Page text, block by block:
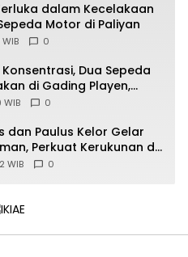
dalam Kecelakaan
Motor di Paliyan
0
Dua Sepeda
di Gading Playen,
WIB 0
dan Paulus Kelor Gelar
Perkuat Kerukunan di
WIB 0